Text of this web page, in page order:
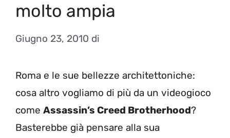
molto ampia
Giugno 23, 2010 di
Roma e le sue bellezze architettoniche:
cosa altro vogliamo di più da un videogioco
come Assassin’s Creed Brotherhood?
Basterebbe già pensare alla sua